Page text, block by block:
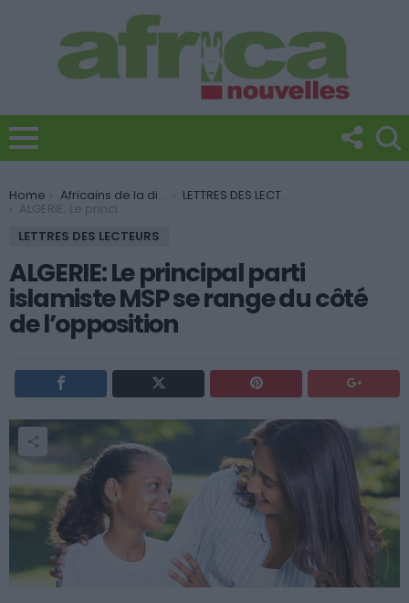
You are here:
Home Africains de la diaspora LETTRES DES LECTEURS
ALGERIE: Le principal parti islamiste MSP se range du côté de l’opposition
LETTRES DES LECTEURS
ALGERIE: Le principal parti
islamiste MSP se range du côté
de l’opposition